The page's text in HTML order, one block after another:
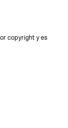
copyright y es